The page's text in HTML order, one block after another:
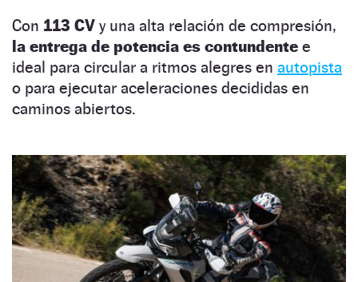
Con 113 CV y una alta relación de compresión,
la entrega de potencia es contundente e
ideal para circular a ritmos alegres en autopista
o para ejecutar aceleraciones decididas en
caminos abiertos.